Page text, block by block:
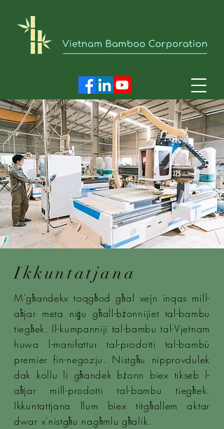
Ikkuntatjana
M'għandekx toqgħod għal xejn inqas mill-
aħjar meta niġu għall-bżonnijiet tal-bambu
tiegħek. Il-kumpanniji tal-bambu tal-Vjetnam
huwa l-manifattur tal-prodotti tal-bambù
premier fin-negozju. Nistgħu nipprovdulek
dak kollu li għandek bżonn biex tikseb l-
aħjar mill-prodotti tal-bambu tiegħek.
Ikkuntattjana llum biex titgħallem aktar
dwar x'nistgħu nagħmlu għalik.